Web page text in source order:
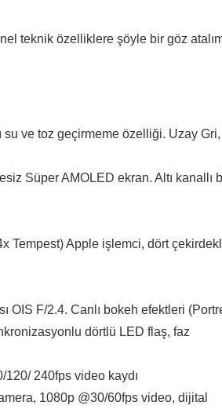
teknik özelliklere şöyle bir göz
ve toz geçirmeme özelliği. Uzay Gri,
Süper AMOLED ekran. Altı kanallı
Tempest) Apple işlemci, dört
OIS F/2.4. Canlı bokeh efektleri
dörtlü LED flaş, faz
240fps video kaydı
1080p @30/60fps video, dijital